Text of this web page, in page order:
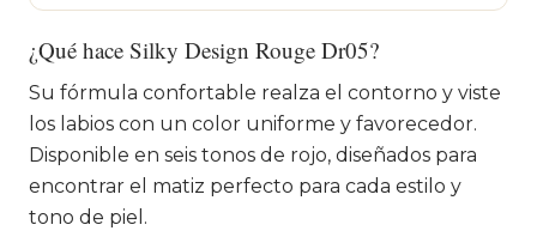
¿Qué hace Silky Design Rouge Dr05?
Su fórmula confortable realza el contorno y viste
los labios con un color uniforme y favorecedor.
Disponible en seis tonos de rojo, diseñados para
encontrar el matiz perfecto para cada estilo y
tono de piel.